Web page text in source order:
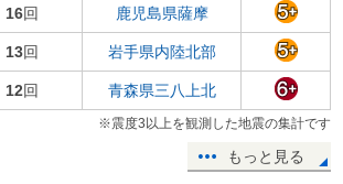
16回 鹿児島県薩摩
13回 岩手県内陸北部
12回 青森県三八上北
※震度3以上を観測した地震の集計です
もっと見る